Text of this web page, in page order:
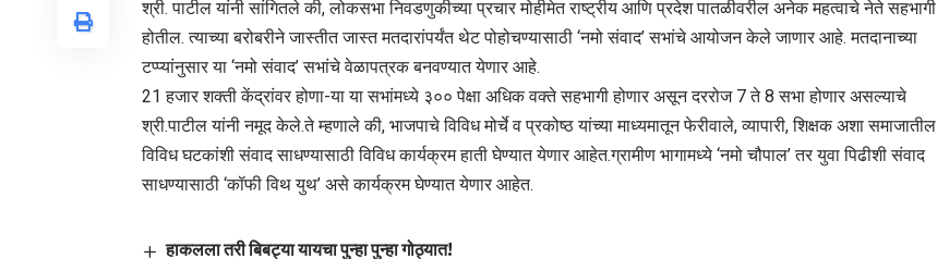
श्री. पाटील यांनी सांगितले की, लोकसभा निवडणुकीच्या प्रचार मोहीमेत राष्ट्रीय आणि प्रदेश पातळीवरील अनेक महत्वाचे नेते सहभागी
होतील. त्याच्या बरोबरीने जास्तीत जास्त मतदारांपर्यंत थेट पोहोचण्यासाठी ‘नमो संवाद’ सभांचे आयोजन केले जाणार आहे. मतदानाच्या
टप्प्यांनुसार या ‘नमो संवाद’ सभांचे वेळापत्रक बनवण्यात येणार आहे.
21 हजार शक्ती केंद्रांवर होणा-या या सभांमध्ये ३०० पेक्षा अधिक वक्ते सहभागी होणार असून दररोज 7 ते 8 सभा होणार असल्याचे
श्री.पाटील यांनी नमूद केले.ते म्हणाले की, भाजपाचे विविध मोर्चे व प्रकोष्ठ यांच्या माध्यमातून फेरीवाले, व्यापारी, शिक्षक अशा समाजातील
विविध घटकांशी संवाद साधण्यासाठी विविध कार्यक्रम हाती घेण्यात येणार आहेत.ग्रामीण भागामध्ये ‘नमो चौपाल’ तर युवा पिढीशी संवाद
साधण्यासाठी ‘कॉफी विथ युथ’ असे कार्यक्रम घेण्यात येणार आहेत.
हाकलला तरी बिबट्या यायचा पुन्हा पुन्हा गोठ्यात!